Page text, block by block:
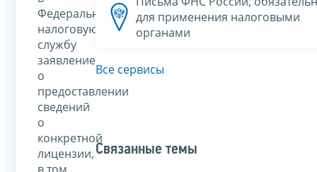
Федеральную
налоговую
службу
заявление
о
предоставлении
сведений
о
конкретной
лицензии,
для применения налоговыми
органами
Все сервисы
Связанные темы